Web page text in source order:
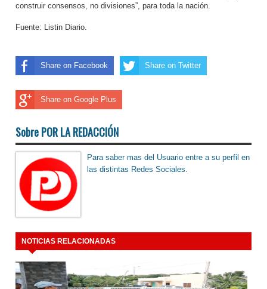
construir consensos, no divisiones”, para toda la nación.
Fuente: Listin Diario.
Share on Facebook Share on Twitter
Share on Google Plus
Sobre POR LA REDACCIÓN
Para saber mas del Usuario entre a su perfil en
las distintas Redes Sociales.
NOTICIAS RELACIONADAS